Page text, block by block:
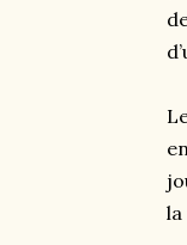
la